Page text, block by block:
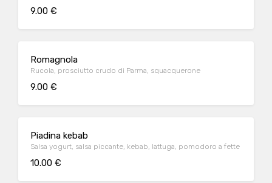
9.00 €
Romagnola
Rucola, prosciutto crudo di Parma, squacquerone
9.00 €
Piadina kebab
Salsa yogurt, salsa piccante, kebab, lattuga, pomodoro a fette
10.00 €